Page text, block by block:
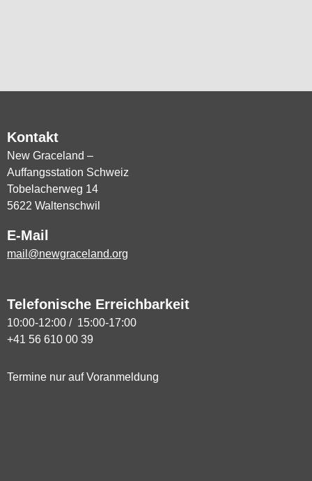
Kontakt
New Graceland –
Auffangsstation Schweiz
Tobelacherweg 14
5622 Waltenschwil
E-Mail
mail@newgraceland.org
Telefonische Erreichbarkeit
10:00-12:00 / 15:00-17:00
+41 56 610 00 39
Termine nur auf Voranmeldung